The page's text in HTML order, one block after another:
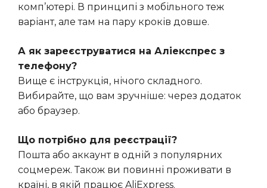
комп’ютері. В принципі з мобільного теж
варіант, але там на пару кроків довше.
А як зареєструватися на Аліекспрес з
телефону?
Вище є інструкція, нічого складного.
Вибирайте, що вам зручніше: через додаток
або браузер.
Що потрібно для реєстрації?
Пошта або аккаунт в одній з популярних
соцмереж. Також ви повинні проживати в
країні, в якій працює AliExpress.